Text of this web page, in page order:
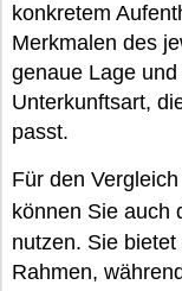
konkretem
Merkmalen des
genaue Lage
Unterkunftsart,
passt.
Für den
können Sie auch
nutzen. Sie
Rahmen,